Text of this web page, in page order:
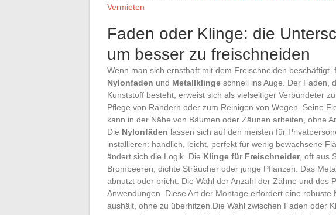
Vermieten
Faden oder Klinge: die
um besser zu freischneiden
Wenn man sich ernsthaft mit dem Freischneiden beschäftigt,
Nylonfaden und Metallklinge schnell ins Auge. Der Faden,
Kunststoff besteht, erweist sich als vielseitiger Verbündeter
Pflege von Rändern oder zum Reinigen von Wegen. Seine
kann in der Nähe von Bäumen oder Zäunen arbeiten, ohne
Die Nylonfäden lassen sich auf den meisten für
installieren: handlich, leicht, perfekt für wenig bewachsene
ändert sich die Logik. Die Klinge für Freischneider, oft aus
Brombeeren, dichte Sträucher oder junge Pflanzen. Das
abnutzt oder bricht. Die Wahl der Anzahl der Zähne und des
Anwendungen. Diese Art der Montage erfordert eine robuste
aushält, ohne zu überhitzen.Die Wahl zwischen Faden oder